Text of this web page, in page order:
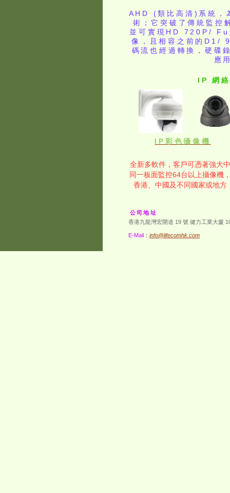
AHD (類比高清)系統，
術；它突破了傳統監控
並可實現HD 720P/
像，且相容之前的D1/
碼流也經過轉換，硬碟
應
IP 網
IP彩色攝像機
全新多軟件，客戶可憑著強大
同一板面監控64台以上攝像機
香港、中國及不同國家或地
公司地址
香港九龍灣宏開道 19 號 健力工業大廈
E-Mail ： info@lifecomhk.com